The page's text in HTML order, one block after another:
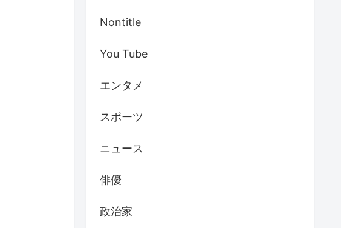
Nontitle
You Tube
エンタメ
スポーツ
ニュース
俳優
政治家